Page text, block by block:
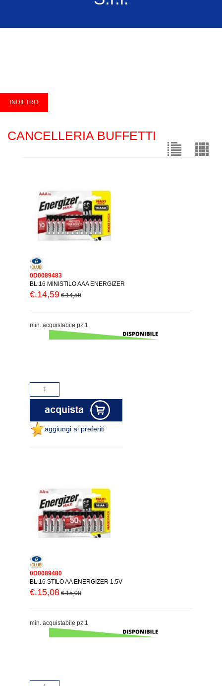
CANCELLERIA BUFFETTI
0D0089483
BL.16 MINISTILO AAA ENERGIZER
€.14,59 €.14,59
min. acquistabile pz.1
aggiungi ai preferiti
0D0089480
BL.16 STILO AA ENERGIZER 1.5V
€.15,08 €.15,08
min. acquistabile pz.1